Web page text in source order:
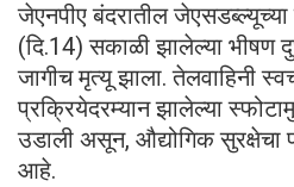
जेएनपीए बंदरातील जेएसडब्ल्यूच्या
(दि.14) सकाळी झालेल्या भीषण
जागीच मृत्यू झाला. तेलवाहिनी
प्रक्रियेदरम्यान झालेल्या
उडाली असून, औद्योगिक सुरक्षेचा
आहे.